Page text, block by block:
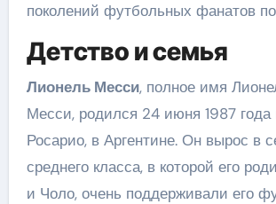
поколений футбольных фанатов
Детство и семья
Лионель Месси, полное имя
Месси, родился 24 июня 1987 года
Росарио, в Аргентине. Он вырос в
среднего класса, в которой его
и Чоло, очень поддерживали его